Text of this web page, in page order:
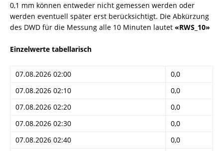
0,1 mm können entweder nicht gemessen werden oder
werden eventuell später erst berücksichtigt. Die Abkürzung
des DWD für die Messung alle 10 Minuten lautet «RWS_10»
Einzelwerte tabellarisch
07.08.2026 02:00
0,0
07.08.2026 02:10
0,0
07.08.2026 02:20
0,0
07.08.2026 02:30
0,0
07.08.2026 02:40
0,0